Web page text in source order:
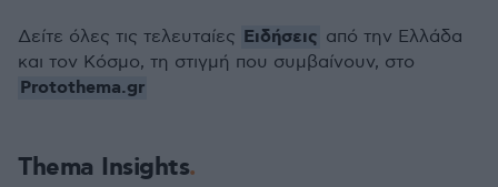
Thema Insights
Δείτε όλες τις τελευταίες Ειδήσεις από την Ελλάδα
και τον Κόσμο, τη στιγμή που συμβαίνουν, στο
Protothema.gr